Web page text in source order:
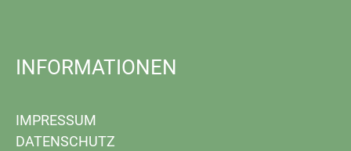
INFORMATIONEN
IMPRESSUM
DATENSCHUTZ